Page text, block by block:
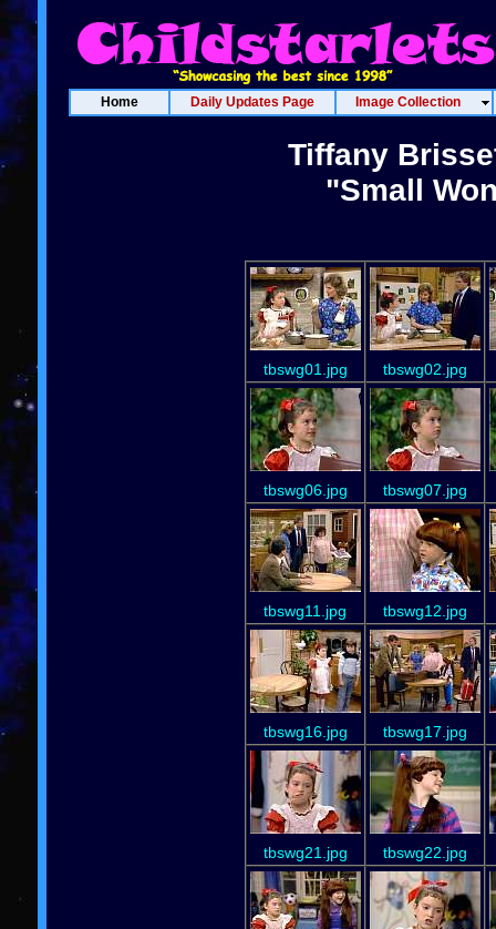
Home Daily Updates Page Image Collection
Tiffany
"Small
tbswg01.jpg tbswg02.jpg
tbswg06.jpg tbswg07.jpg
tbswg11.jpg tbswg12.jpg
tbswg16.jpg tbswg17.jpg
tbswg21.jpg tbswg22.jpg